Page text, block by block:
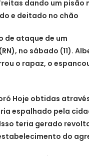
dando um pisão
e deitado no chão
de ataque de um
no sábado (11).
o rapaz, o
Hoje obtidas
espalhado pela
teria gerado
do